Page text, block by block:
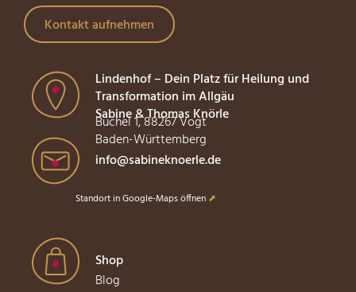
Shop
Blog
Lindenhof – Dein Platz für Heilung und
Transformation im Allgäu
Sabine & Thomas Knörle
Büchel 1, 88267 Vogt
Baden-Württemberg
info@sabineknoerle.de
Standort in Google-Maps öffnen ⬈
Kontakt aufnehmen